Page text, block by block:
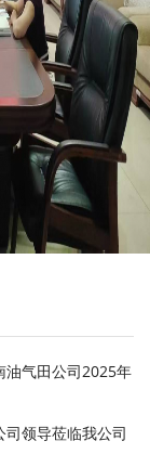
油气田公司2025年
领导莅临我公司